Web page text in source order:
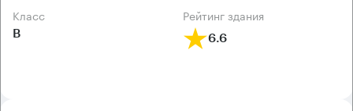
класс
B
рейтинг здания
6.6